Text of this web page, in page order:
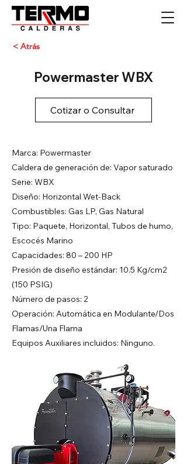
< Atrás
Powermaster WBX
Cotizar o Consultar
Marca: Powermaster
Caldera de generación de: Vapor saturado
Serie: WBX
Diseño: Horizontal Wet-Back
Combustibles: Gas LP, Gas Natural
Tipo: Paquete, Horizontal, Tubos de humo,
Escocés Marino
Capacidades: 80 – 200 HP
Presión de diseño estándar: 10.5 Kg/cm2
(150 PSIG)
Número de pasos: 2
Operación: Automática en Modulante/Dos
Flamas/Una Flama
Equipos Auxiliares incluidos: Ninguno.